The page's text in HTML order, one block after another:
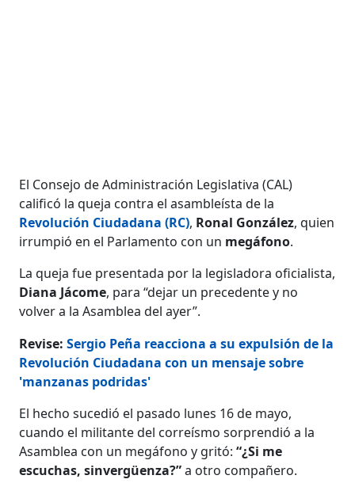
El Consejo de Administración Legislativa (CAL)
calificó la queja contra el asambleísta de la
Revolución Ciudadana (RC), Ronal González, quien
irrumpió en el Parlamento con un megáfono.
La queja fue presentada por la legisladora oficialista,
Diana Jácome, para “dejar un precedente y no
volver a la Asamblea del ayer”.
Revise:Sergio Peña reacciona a su expulsión de la
Revolución Ciudadana con un mensaje sobre
'manzanas podridas'
El hecho sucedió el pasado lunes 16 de mayo,
cuando el militante del correísmo sorprendió a la
Asamblea con un megáfono y gritó: “¿Si me
escuchas, sinvergüenza?”a otro compañero.